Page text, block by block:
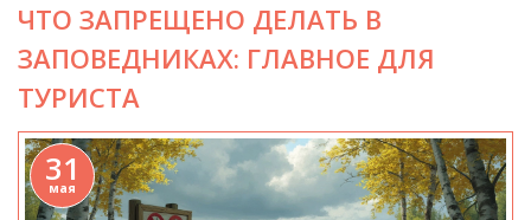
ЧТО ЗАПРЕЩЕНО ДЕЛАТЬ В
ЗАПОВЕДНИКАХ: ГЛАВНОЕ ДЛЯ
ТУРИСТА
31
мая